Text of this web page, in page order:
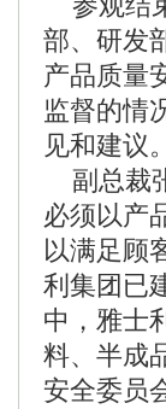
部、研发
产品质量
监督的情
见和建议。
副总裁
必须以产
以满足顾
利集团已
中，雅士
料、半成
安全委员